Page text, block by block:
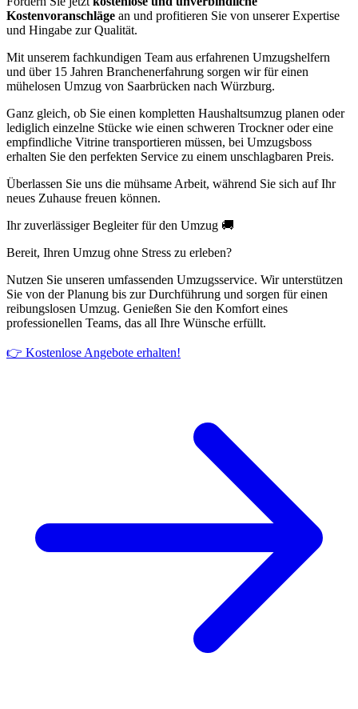
Kostenvoranschläge an und profitieren Sie von unserer Expertise
und Hingabe zur Qualität.
Mit unserem fachkundigen Team aus erfahrenen Umzugshelfern
und über 15 Jahren Branchenerfahrung sorgen wir für einen
mühelosen Umzug von Saarbrücken nach Würzburg.
Ganz gleich, ob Sie einen kompletten Haushaltsumzug planen oder
lediglich einzelne Stücke wie einen schweren Trockner oder eine
empfindliche Vitrine transportieren müssen, bei Umzugsboss
erhalten Sie den perfekten Service zu einem unschlagbaren Preis.
Überlassen Sie uns die mühsame Arbeit, während Sie sich auf Ihr
neues Zuhause freuen können.
Ihr zuverlässiger Begleiter für den Umzug 🚚
Bereit, Ihren Umzug ohne Stress zu erleben?
Nutzen Sie unseren umfassenden Umzugsservice. Wir unterstützen
Sie von der Planung bis zur Durchführung und sorgen für einen
reibungslosen Umzug. Genießen Sie den Komfort eines
professionellen Teams, das all Ihre Wünsche erfüllt.
👉 Kostenlose Angebote erhalten!